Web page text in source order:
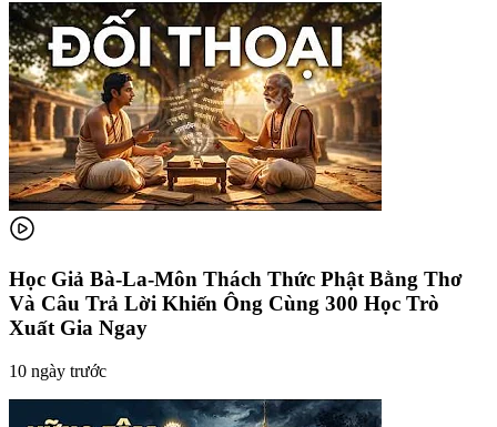
Học Giả Bà-La-Môn Thách Thức Phật Bằng Thơ
Và Câu Trả Lời Khiến Ông Cùng 300 Học Trò
Xuất Gia Ngay
10 ngày trước